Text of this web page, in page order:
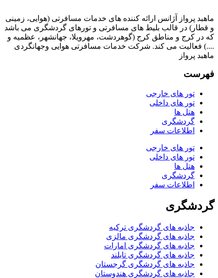
ماهبد پرواز آژانس ارائه کننده های خدمات مسافرتی (هوایی، زمینی
و قطار) در قالب بلیط های مسافرتی و تورهای گردشگری می باشد
که در کرج و مناطق کرج (گوهردشت، مهرویلا، جهانشهر، عظمیه و
....) فعالیت می کند. شرکت خدمات مسافرتی هوایی وجهانگردی
ماهبد پرواز
فهرست
تور های خارجی
تور های داخلی
هتل ها
گردشگری
اطلاعات سفر
تور های خارجی
تور های داخلی
هتل ها
گردشگری
اطلاعات سفر
گردشگری
جاذبه های گردشگری ترکیه
جاذبه های گردشگری مالزی
جاذبه های گردشگری امارات
جاذبه های گردشگری تایلند
جاذبه های گردشگری گرجستان
جاذبه های گردشگری هندوستان